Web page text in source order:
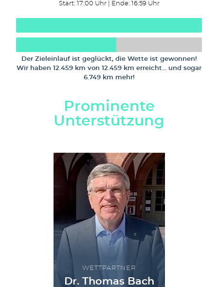
Start: 17:00 Uhr | Ende: 16:59 Uhr
Der Zieleinlauf ist geglückt, die Wette ist gewonnen!
Wir haben 12.459 km von 12.459 km erreicht... und sogar
6.749 km mehr!
Prominente
Unterstützung
WETTPARTNER
Dr. Thomas Bach